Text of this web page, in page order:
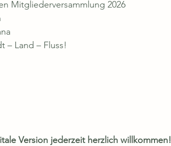
Mitgliederversammlung 2026
– Land – Fluss!
Version jederzeit herzlich willkommen!